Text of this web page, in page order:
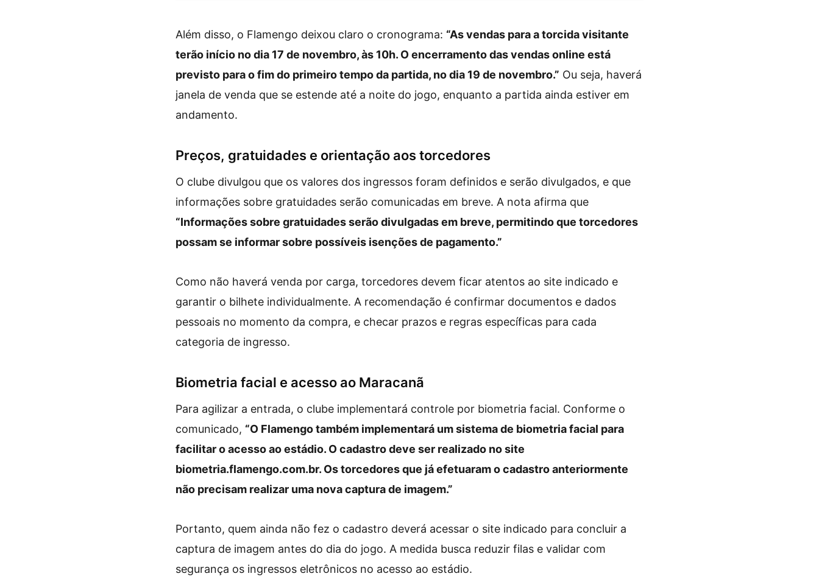
Além disso, o Flamengo deixou claro o cronograma: “As vendas para a torcida visitante
terão início no dia 17 de novembro, às 10h. O encerramento das vendas online está
previsto para o fim do primeiro tempo da partida, no dia 19 de novembro.” Ou seja, haverá
janela de venda que se estende até a noite do jogo, enquanto a partida ainda estiver em
andamento.
Preços, gratuidades e orientação aos torcedores
O clube divulgou que os valores dos ingressos foram definidos e serão divulgados, e que
informações sobre gratuidades serão comunicadas em breve. A nota afirma que
“Informações sobre gratuidades serão divulgadas em breve, permitindo que torcedores
possam se informar sobre possíveis isenções de pagamento.”
Como não haverá venda por carga, torcedores devem ficar atentos ao site indicado e
garantir o bilhete individualmente. A recomendação é confirmar documentos e dados
pessoais no momento da compra, e checar prazos e regras específicas para cada
categoria de ingresso.
Biometria facial e acesso ao Maracanã
Para agilizar a entrada, o clube implementará controle por biometria facial. Conforme o
comunicado, “O Flamengo também implementará um sistema de biometria facial para
facilitar o acesso ao estádio. O cadastro deve ser realizado no site
biometria.flamengo.com.br. Os torcedores que já efetuaram o cadastro anteriormente
não precisam realizar uma nova captura de imagem.”
Portanto, quem ainda não fez o cadastro deverá acessar o site indicado para concluir a
captura de imagem antes do dia do jogo. A medida busca reduzir filas e validar com
segurança os ingressos eletrônicos no acesso ao estádio.